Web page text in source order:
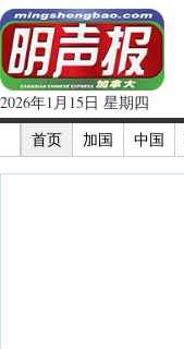
2026年1月15日 星期四
首页
加国 中国